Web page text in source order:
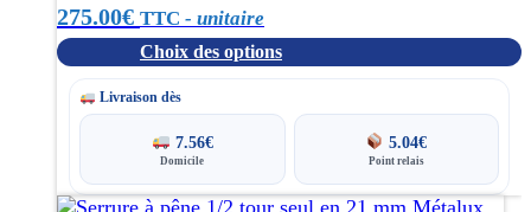
275.00€ TTC - unitaire
Choix des options
choisies
sur
la
page Livraison dès
7.56€
Domicile
5.04€
Point relais